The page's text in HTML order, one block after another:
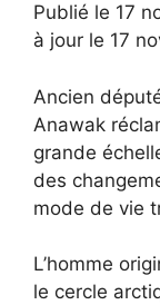
Publié le 17
à jour le 17
Ancien
Anawak
grande
des
mode de vie
L’homme
le cercle